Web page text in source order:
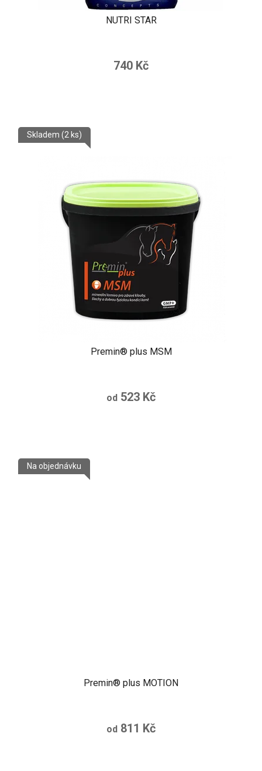
NUTRI STAR
hodnocení
740 Kč
Premin® plus MSM
Skladem (2 ks)
od 523 Kč
Premin® plus MOTION
Na objednávku
od 811 Kč